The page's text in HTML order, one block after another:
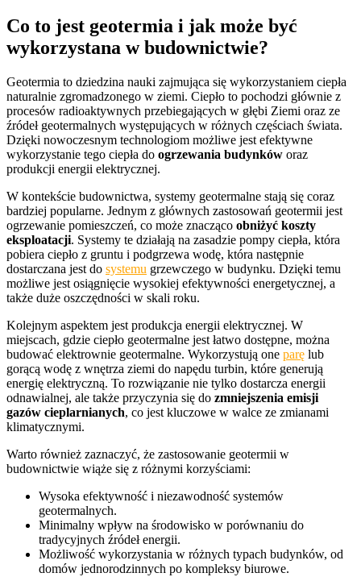
Co to jest geotermia i jak może być
wykorzystana w budownictwie?
Geotermia to dziedzina nauki zajmująca się wykorzystaniem ciepła
naturalnie zgromadzonego w ziemi. Ciepło to pochodzi głównie z
procesów radioaktywnych przebiegających w głębi Ziemi oraz ze
źródeł geotermalnych występujących w różnych częściach świata.
Dzięki nowoczesnym technologiom możliwe jest efektywne
wykorzystanie tego ciepła do ogrzewania budynków oraz
produkcji energii elektrycznej.
W kontekście budownictwa, systemy geotermalne stają się coraz
bardziej popularne. Jednym z głównych zastosowań geotermii jest
ogrzewanie pomieszczeń, co może znacząco obniżyć koszty
eksploatacji. Systemy te działają na zasadzie pompy ciepła, która
pobiera ciepło z gruntu i podgrzewa wodę, która następnie
dostarczana jest do systemu grzewczego w budynku. Dzięki temu
możliwe jest osiągnięcie wysokiej efektywności energetycznej, a
także duże oszczędności w skali roku.
Kolejnym aspektem jest produkcja energii elektrycznej. W
miejscach, gdzie ciepło geotermalne jest łatwo dostępne, można
budować elektrownie geotermalne. Wykorzystują one parę lub
gorącą wodę z wnętrza ziemi do napędu turbin, które generują
energię elektryczną. To rozwiązanie nie tylko dostarcza energii
odnawialnej, ale także przyczynia się do zmniejszenia emisji
gazów cieplarnianych, co jest kluczowe w walce ze zmianami
klimatycznymi.
Warto również zaznaczyć, że zastosowanie geotermii w
budownictwie wiąże się z różnymi korzyściami:
Wysoka efektywność i niezawodność systemów
geotermalnych.
Minimalny wpływ na środowisko w porównaniu do
tradycyjnych źródeł energii.
Możliwość wykorzystania w różnych typach budynków, od
domów jednorodzinnych po kompleksy biurowe.